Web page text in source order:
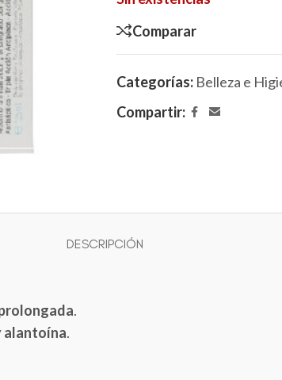
Comparar
Categorías: Belleza e
Compartir:
DESCRIPCIÓN
.
alantoína.